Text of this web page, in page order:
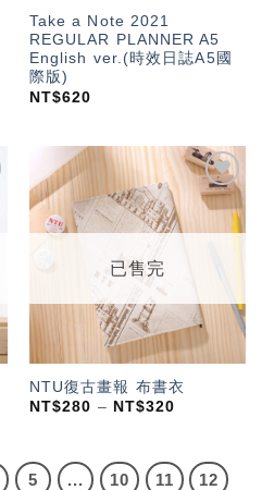
Take a Note 2021
REGULAR PLANNER A5
English ver.(時效日誌A5國
際版)
NT$620
加入
「願
望輕
已售完
NTU復古畫報 布書衣
NT$280 – NT$320
5 ... 10 11 12